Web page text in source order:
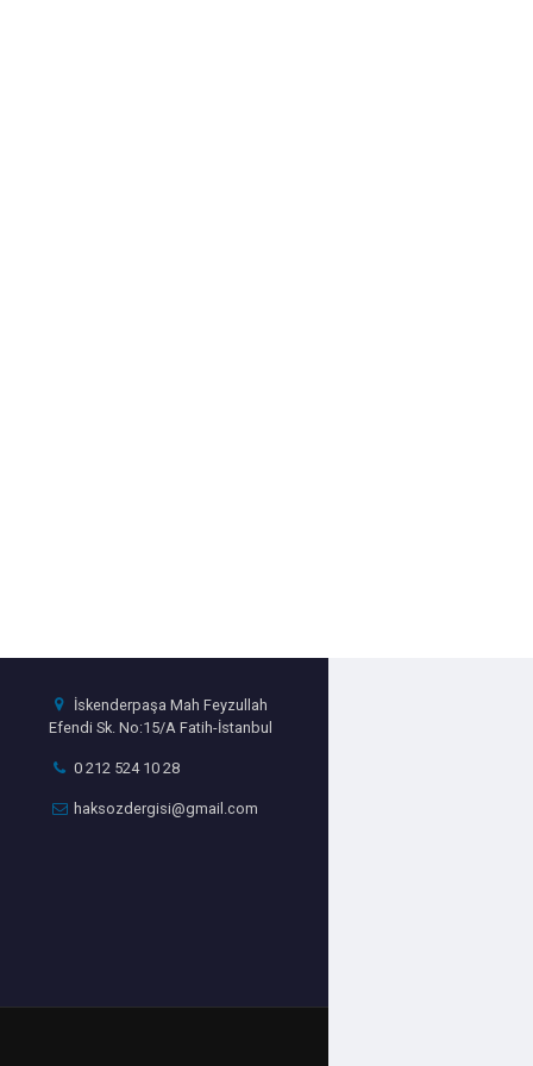
İskenderpaşa Mah Feyzullah
Efendi Sk. No:15/A Fatih-İstanbul
0 212 524 10 28
haksozdergisi@gmail.com